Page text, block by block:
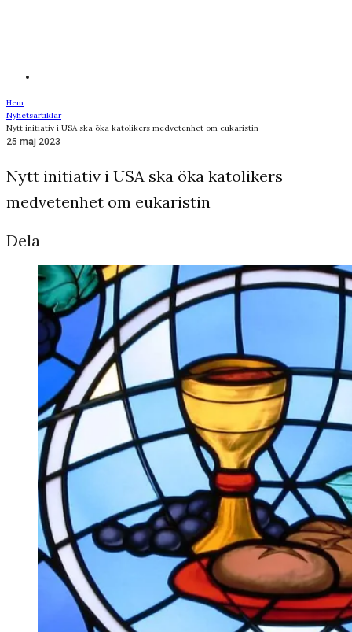
Hem
Nyhetsartiklar
Nytt initiativ i USA ska öka katolikers medvetenhet om eukaristin
25 maj 2023
Nytt initiativ i USA ska öka katolikers
medvetenhet om eukaristin
Dela